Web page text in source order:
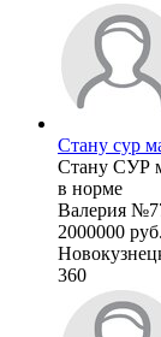
Стану сур
Стану СУР
в норме
Валерия
2000000 руб.
360